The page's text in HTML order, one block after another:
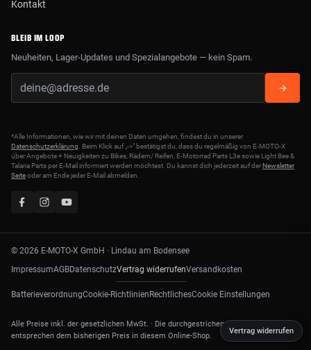
Kontakt
BLEIB IM LOOP
Neuheiten, Lager-Updates und Spezialangebote — kein Spam.
*Alle Informationen, wie wir mit deinen Daten umgehen, findest du in unserer
Datenschutzerklärung . Beim Klick auf „->" bestätigst du, dass du regelmäßig von E-MOTO-X
über Angebote + Neuigkeiten zu Bikes, Rädern/ Reifen, E-Motorrad Parts L3e sowie Light Bee &
Talaria Parts per E-Mail informiert werden möchtest. Du kannst dich jederzeit auf der Newsletter
Seiteoder am Ende jeder E-Mail abmelden.
© 2026 E-MOTO-X GmbH · Lindau am Bodensee
ImpressumAGBDatenschutzVertrag widerrufenVersandkosten
BatterieverordnungCookie-Richtlinien RechtlichesCookie Einstellungen
Alle Preise inkl. der gesetzlichen MwSt. · Die durchgestrichenen Preise
entsprechen dem bisherigen Preis in diesem Online-Shop.
Vertrag widerrufen